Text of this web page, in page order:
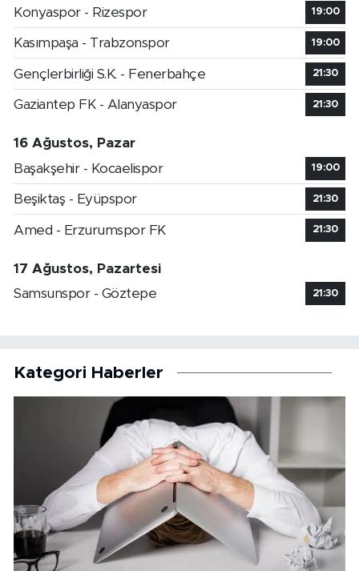
Konyaspor - Rizespor
19:00
Kasımpaşa - Trabzonspor 19:00
Gençlerbirliği S.K. - Fenerbahçe 21:30
Gaziantep FK - Alanyaspor 21:30
16 Ağustos, Pazar
Başakşehir - Kocaelispor
19:00
Beşiktaş - Eyüpspor 21:30
Amed - Erzurumspor FK 21:30
17 Ağustos, Pazartesi
Samsunspor - Göztepe
21:30
Kategori Haberler